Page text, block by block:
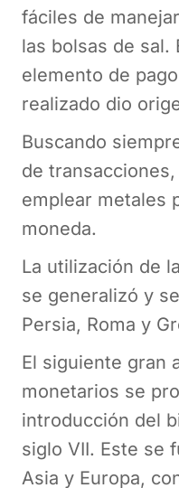
fáciles de
las bolsas de sal.
elemento de
realizado dio
Buscando
de
emplear metales
moneda.
La utilización de
se generalizó y
Persia, Roma y
El siguiente gran
monetarios se
introducción del
siglo VII. Este se
Asia y Europa,